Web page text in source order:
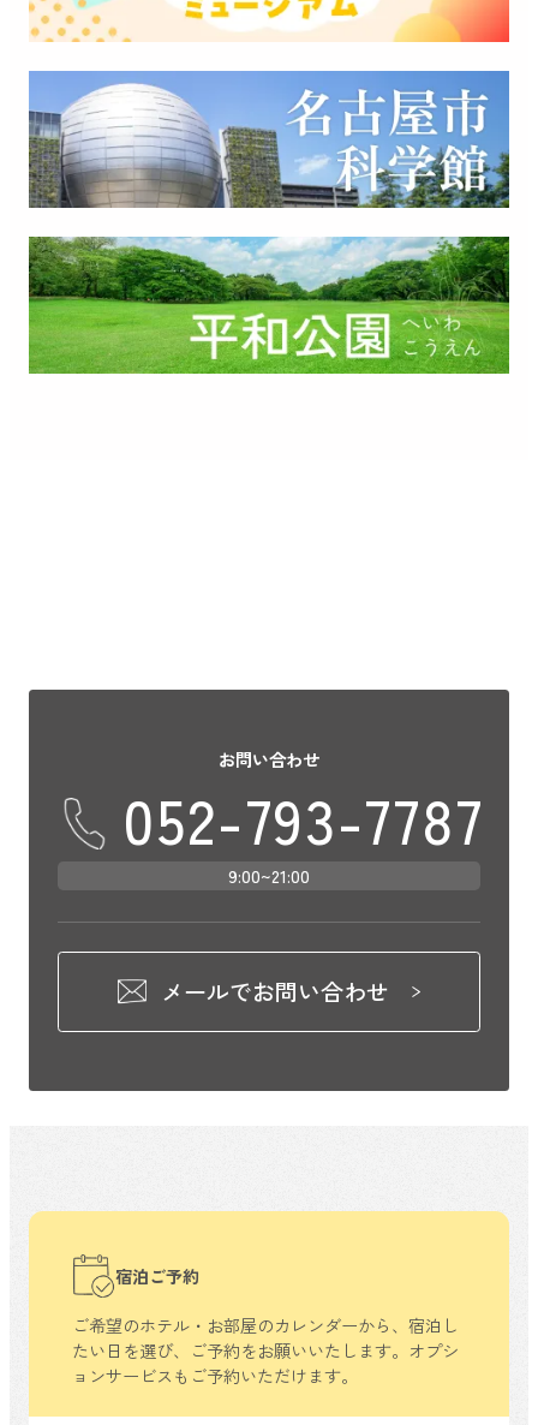
お問い合わせ
052-793-7787
9:00~21:00
メールでお問い合わせ
宿泊ご予約
ご希望のホテル・お部屋のカレンダーから、 宿泊し
たい日を選び、ご予約をお願いいたします。 オプシ
ョンサービスもご予約いただけます。